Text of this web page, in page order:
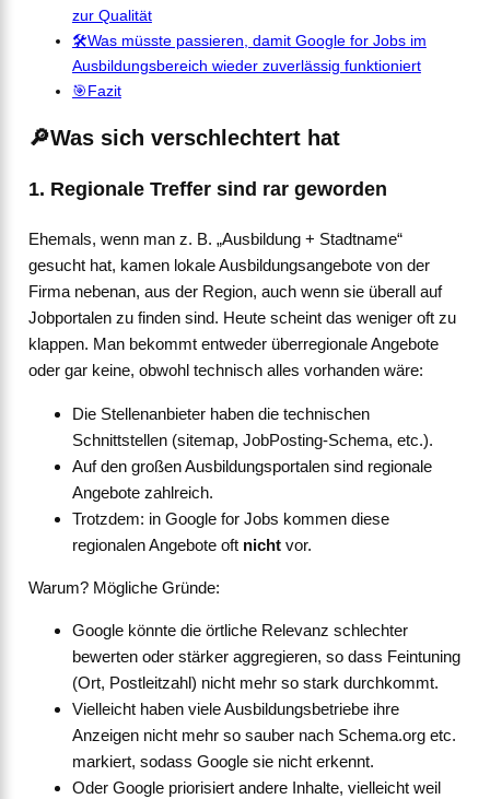
zur Qualität
🛠️Was müsste passieren, damit Google for Jobs im
Ausbildungsbereich wieder zuverlässig funktioniert
🎯Fazit
🔎Was sich verschlechtert hat
1. Regionale Treffer sind rar geworden
Ehemals, wenn man z. B. „Ausbildung + Stadtname“
gesucht hat, kamen lokale Ausbildungsangebote von der
Firma nebenan, aus der Region, auch wenn sie überall auf
Jobportalen zu finden sind. Heute scheint das weniger oft zu
klappen. Man bekommt entweder überregionale Angebote
oder gar keine, obwohl technisch alles vorhanden wäre:
Die Stellenanbieter haben die technischen
Schnittstellen (sitemap, JobPosting-Schema, etc.).
Auf den großen Ausbildungsportalen sind regionale
Angebote zahlreich.
Trotzdem: in Google for Jobs kommen diese
regionalen Angebote oft nichtvor.
Warum? Mögliche Gründe:
Google könnte die örtliche Relevanz schlechter
bewerten oder stärker aggregieren, so dass Feintuning
(Ort, Postleitzahl) nicht mehr so stark durchkommt.
Vielleicht haben viele Ausbildungsbetriebe ihre
Anzeigen nicht mehr so sauber nach Schema.org etc.
markiert, sodass Google sie nicht erkennt.
Oder Google priorisiert andere Inhalte, vielleicht weil